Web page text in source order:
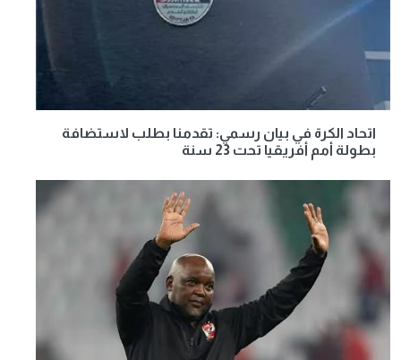
اتحاد الكرة في بيان رسمي: تقدمنا بطلب لاستضافة
بطولة أمم أفريقيا تحت 23 سنة